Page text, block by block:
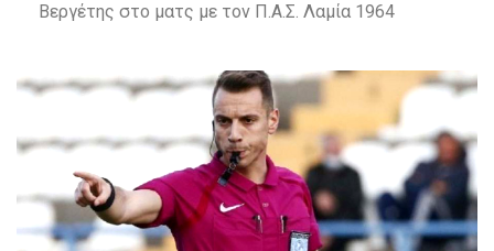
Βεργέτης στο ματς με τον Π.Α.Σ. Λαμία 1964